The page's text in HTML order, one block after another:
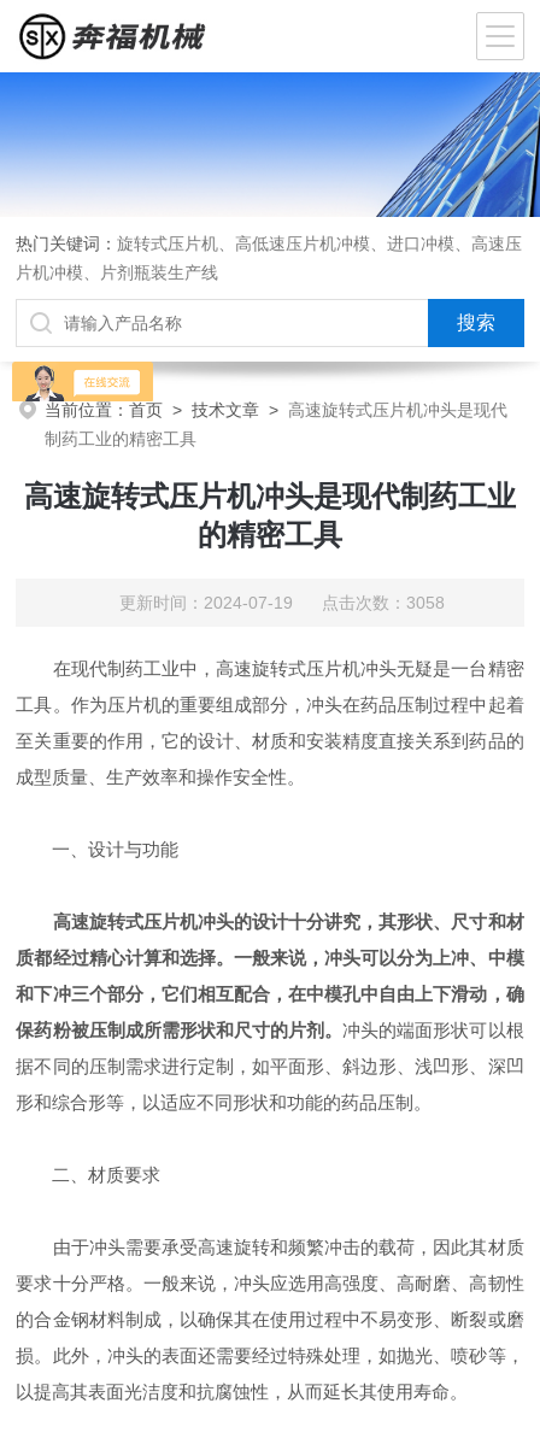
热门关键词：旋转式压片机、高低速压片机冲模、进口冲模、高速压
片机冲模、片剂瓶装生产线
当前位置：首页 >技术文章 > 高速旋转式压片机冲头是现代
制药工业的精密工具
高速旋转式压片机冲头是现代制药工业
的精密工具
更新时间：2024-07-19 点击次数：3058
在现代制药工业中，高速旋转式压片机冲头无疑是一台精密
工具。作为压片机的重要组成部分，冲头在药品压制过程中起着
至关重要的作用，它的设计、材质和安装精度直接关系到药品的
成型质量、生产效率和操作安全性。
一、设计与功能
高速旋转式压片机冲头的设计十分讲究，其形状、尺寸和材
质都经过精心计算和选择。一般来说，冲头可以分为上冲、中模
和下冲三个部分，它们相互配合，在中模孔中自由上下滑动，确
保药粉被压制成所需形状和尺寸的片剂。冲头的端面形状可以根
据不同的压制需求进行定制，如平面形、斜边形、浅凹形、深凹
形和综合形等，以适应不同形状和功能的药品压制。
二、材质要求
由于冲头需要承受高速旋转和频繁冲击的载荷，因此其材质
要求十分严格。一般来说，冲头应选用高强度、高耐磨、高韧性
的合金钢材料制成，以确保其在使用过程中不易变形、断裂或磨
损。此外，冲头的表面还需要经过特殊处理，如抛光、喷砂等，
以提高其表面光洁度和抗腐蚀性，从而延长其使用寿命。